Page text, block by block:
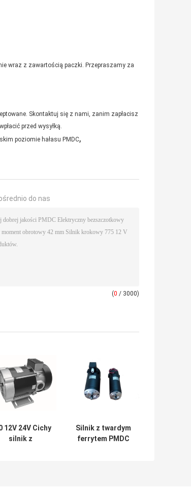
wraz z zawartością paczki. Przepraszamy za
Skontaktuj się z nami, zanim zapłacisz
przed wysyłką.
poziomie hałasu PMDC,
do nas
(0 / 3000)
12V 24V Cichy
silnik z
Silnik z twardym
ferrytem PMDC